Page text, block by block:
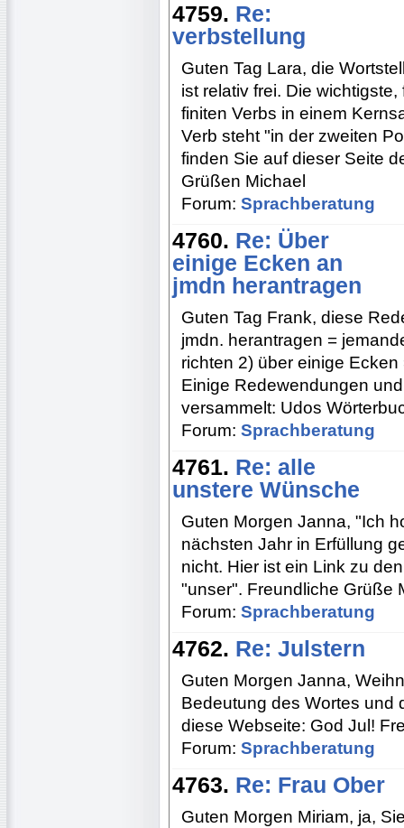
4759. Re:
verbstellung
Guten Tag Lara, die
ist relativ frei. Die
finiten Verbs in einem
Verb steht "in der zweiten
finden Sie auf dieser Seite
Grüßen Michael
Forum: Sprachberatung
4760. Re: Über
einige Ecken an
jmdn herantragen
Guten Tag Frank, diese
jmdn. herantragen =
richten 2) über einige
Einige Redewendungen
versammelt: Udos
Forum: Sprachberatung
4761. Re: alle
unstere Wünsche
Guten Morgen Janna, "Ich
nächsten Jahr in Erfüllung
nicht. Hier ist ein Link zu
"unser". Freundliche Grüße
Forum: Sprachberatung
4762. Re: Julstern
Guten Morgen Janna,
Bedeutung des Wortes und
diese Webseite: God Jul!
Forum: Sprachberatung
4763. Re: Frau Ober
Guten Morgen Miriam, ja,